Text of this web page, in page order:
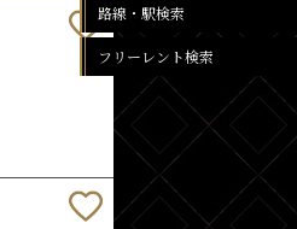
路線・駅検索
フリーレント検索